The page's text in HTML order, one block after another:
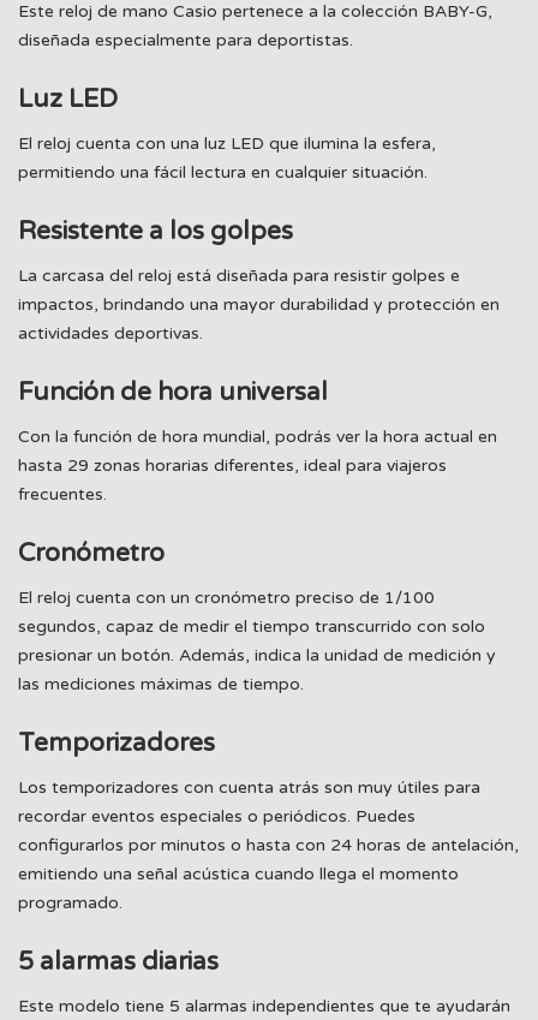
Este reloj de mano Casio pertenece a la colección BABY-G,
diseñada especialmente para deportistas.
Luz LED
El reloj cuenta con una luz LED que ilumina la esfera,
permitiendo una fácil lectura en cualquier situación.
Resistente a los golpes
La carcasa del reloj está diseñada para resistir golpes e
impactos, brindando una mayor durabilidad y protección en
actividades deportivas.
Función de hora universal
Con la función de hora mundial, podrás ver la hora actual en
hasta 29 zonas horarias diferentes, ideal para viajeros
frecuentes.
Cronómetro
El reloj cuenta con un cronómetro preciso de 1/100
segundos, capaz de medir el tiempo transcurrido con solo
presionar un botón. Además, indica la unidad de medición y
las mediciones máximas de tiempo.
Temporizadores
Los temporizadores con cuenta atrás son muy útiles para
recordar eventos especiales o periódicos. Puedes
configurarlos por minutos o hasta con 24 horas de antelación,
emitiendo una señal acústica cuando llega el momento
programado.
5 alarmas diarias
Este modelo tiene 5 alarmas independientes que te ayudarán